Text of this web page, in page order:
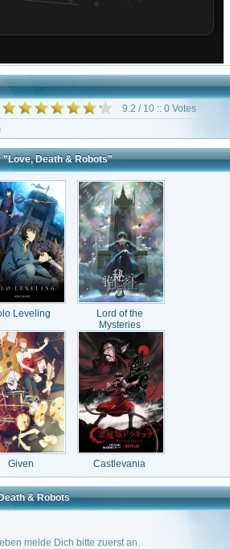
9.2 / 10 :: 0 Votes
Death & Robots"
Leveling
Lord of the
Mysteries
Given Castlevania
& Robots
melde Dich bitte zuerst an.